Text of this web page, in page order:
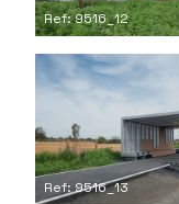
Ref: 9516_12
Ref: 9516_13